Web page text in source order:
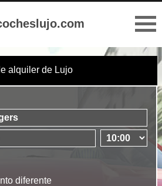
alquiler de Lujo
diferente